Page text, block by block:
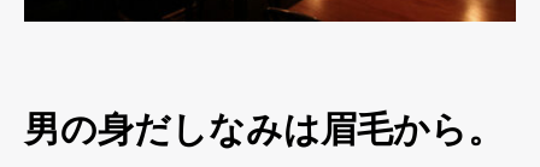
男の身だしなみは眉毛から。